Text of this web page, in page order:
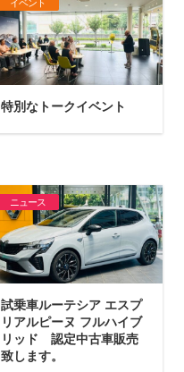
イベント
特別なトークイベント
ニュース
試乗車ルーテシア エスプ
リアルピーヌ フルハイブ
リッド 認定中古車販売
致します。